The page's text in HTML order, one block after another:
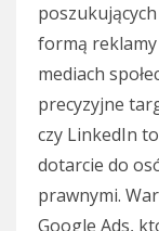
formą
mediach
precyzyjne
czy LinkedIn
dotarcie do
prawnymi.
Google Ads,